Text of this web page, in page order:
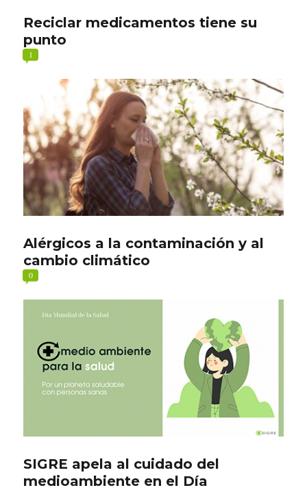
Reciclar medicamentos tiene su
punto
1
Alérgicos a la contaminación y al
cambio climático
0
SIGRE apela al cuidado del
medioambiente en el Día